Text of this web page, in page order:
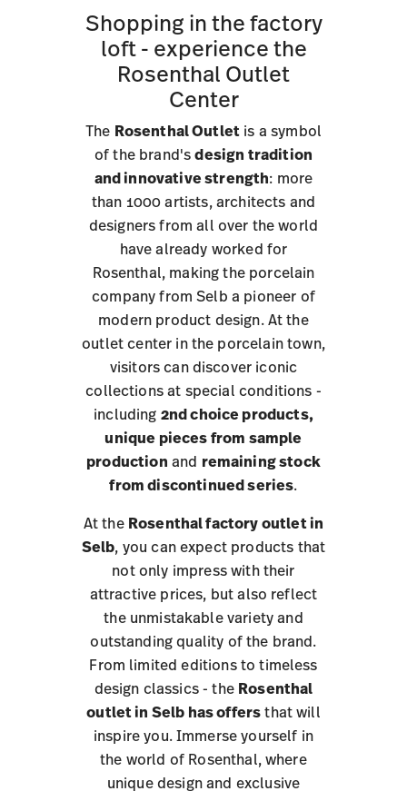
Shopping in the factory
loft - experience the
Rosenthal Outlet
Center
The Rosenthal Outlet is a symbol
of the brand'sdesign tradition
and innovative strength: more
than 1000 artists, architects and
designers from all over the world
have already worked for
Rosenthal, making the porcelain
company from Selb a pioneer of
modern product design. At the
outlet center in the porcelain town,
visitors can discover iconic
collections at special conditions -
including 2nd choice products,
unique pieces from sample
production and remaining stock
from discontinued series.
At the Rosenthal factory outlet in
Selb, you can expect products that
not only impress with their
attractive prices, but also reflect
the unmistakable variety and
outstanding quality of the brand.
From limited editions to timeless
design classics - the Rosenthal
outlet in Selb has offersthat will
inspire you. Immerse yourself in
the world of Rosenthal, where
unique design and exclusive